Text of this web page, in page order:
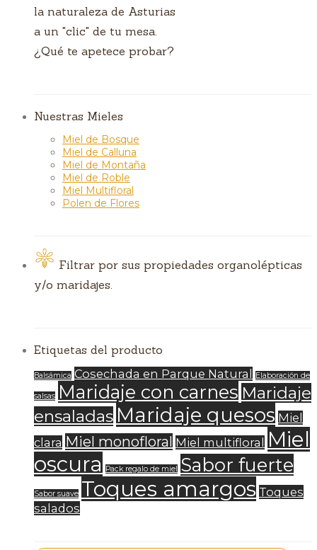
la naturaleza de Asturias
a un "clic" de tu mesa.
¿Qué te apetece probar?
Nuestras Mieles
Miel de Bosque
Miel de Calluna
Miel de Montaña
Miel de Roble
Miel Multifloral
Polen de Flores
Filtrar por sus propiedades organolépticas
y/o maridajes.
Etiquetas del producto
Balsámica Cosechada en Parque Natural Elaboración de
salsas Maridaje con carnes Maridaje
ensaladas Maridaje quesos Miel
clara Miel monofloral Miel multifloral
Miel
oscura
Pack regalo de miel Sabor fuerte
Sabor suave Toques amargos Toques
salados